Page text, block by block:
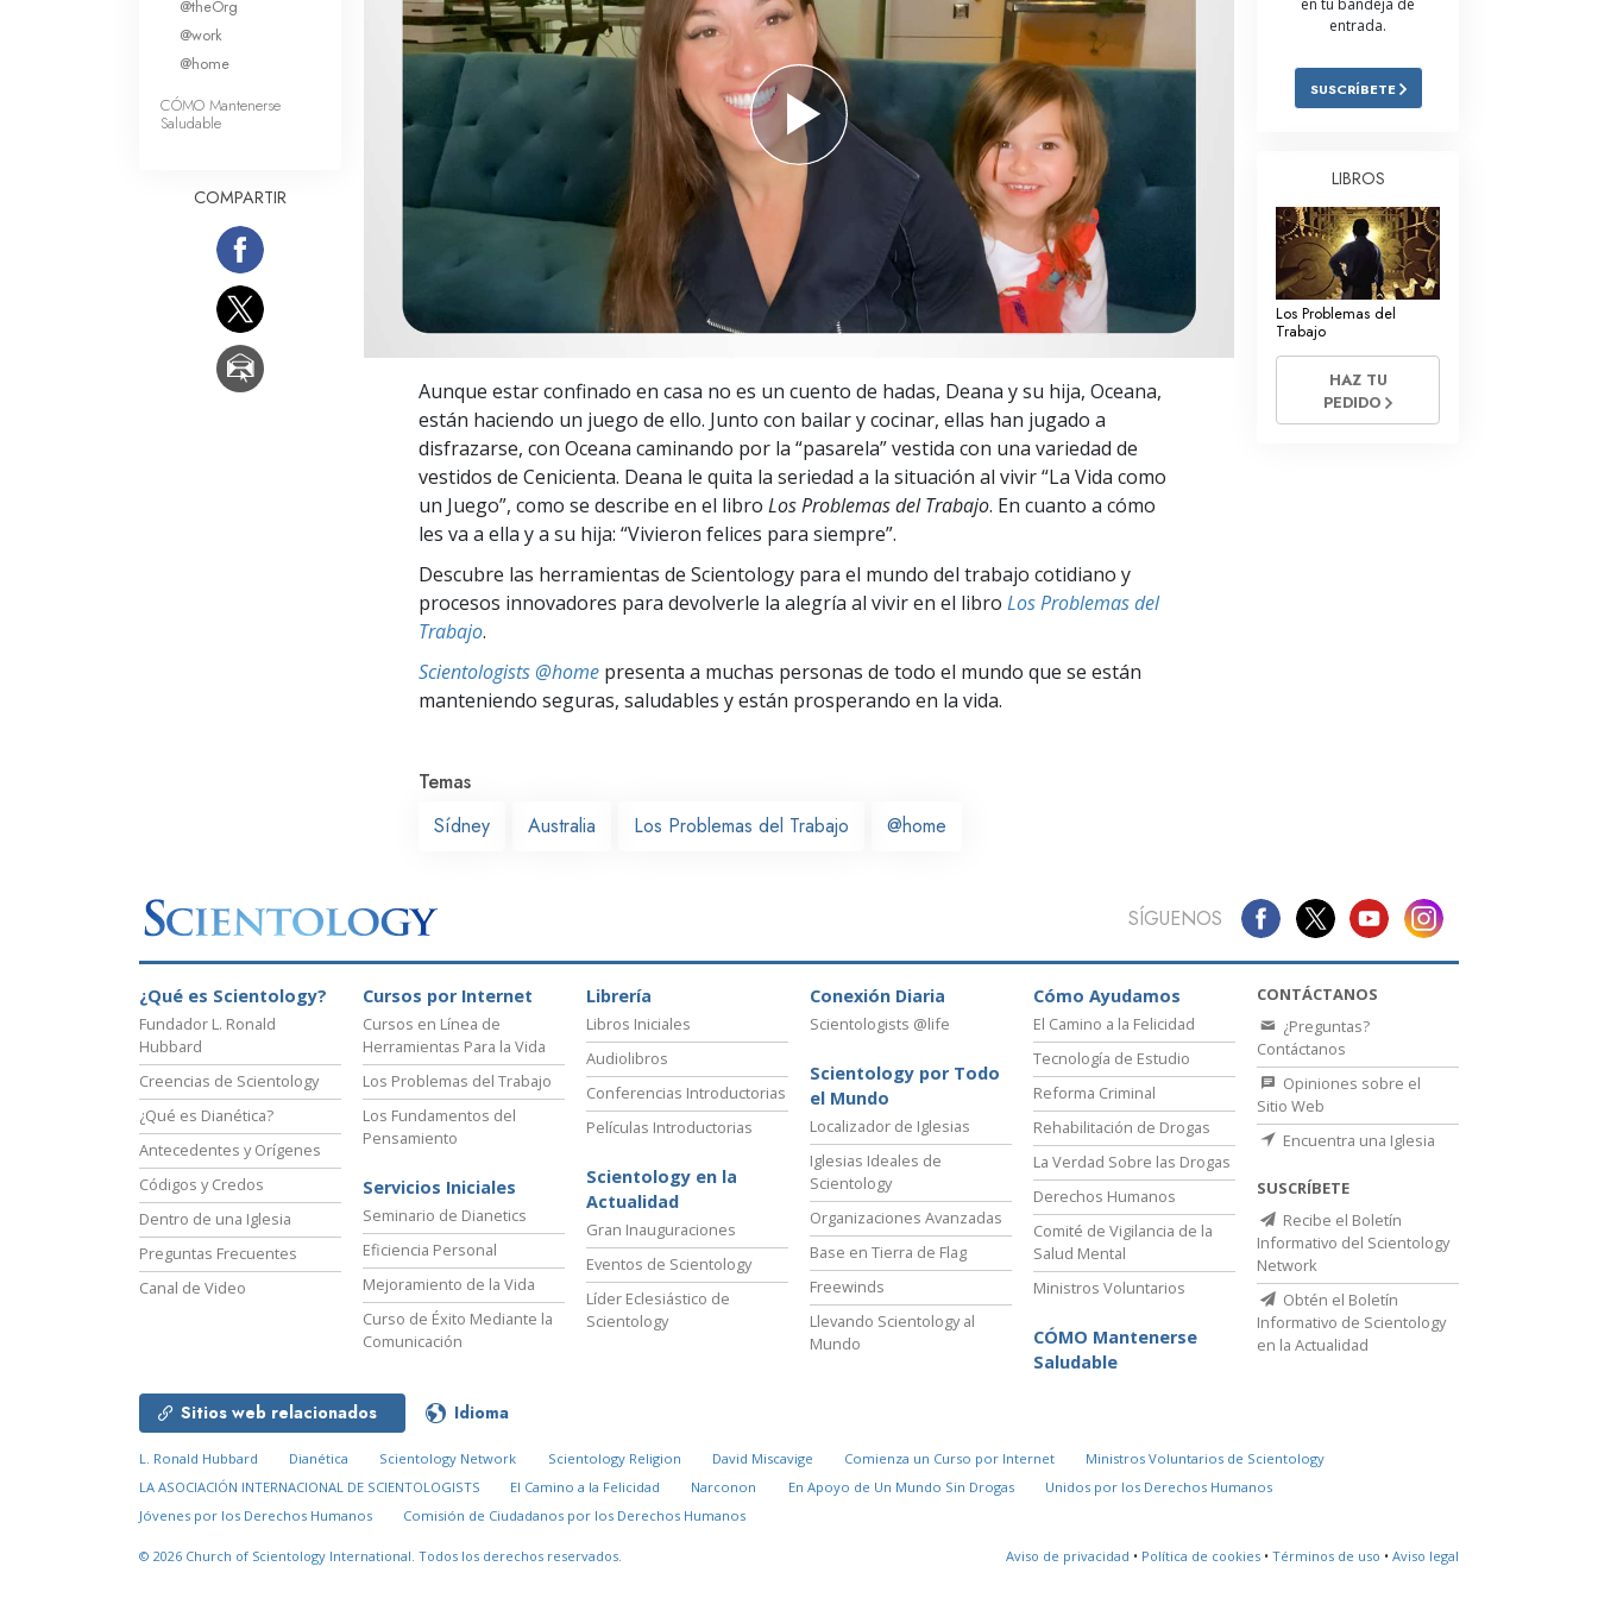
Amor y Odio: ¿Qué es Grandeza?
Respuestas a las Drogas
Los Niños
La Causa de la Supresión
Investigaciones
Los Fundamentos de la Organización
Los Fundamentos de las Relaciones
Aunque estar confinado en casa no es un cuento de hadas, Deana y su hija, Oceana,
están haciendo un juego de ello. Junto con bailar y cocinar, ellas han jugado a
disfrazarse, con Oceana caminando por la “pasarela” vestida con una variedad de
vestidos de Cenicienta. Deana le quita la seriedad a la situación al vivir “La Vida como
un Juego”, como se describe en el libro Los Problemas del Trabajo. En cuanto a cómo
les va a ella y a su hija: “Vivieron felices para siempre”.
Descubre las herramientas de Scientology para el mundo del trabajo cotidiano y
procesos innovadores para devolverle la alegría al vivir en el libro Los Problemas del
Trabajo.
Scientologists @home presenta a muchas personas de todo el mundo que se están
manteniendo seguras, saludables y están prosperando en la vida.
Temas
Sídney
Australia Los Problemas del Trabajo @home
@theOrg
@work
@home
CÓMO Mantenerse
Saludable
COMPARTIR
en tu bandeja de
entrada.
SUSCRÍBETE
LIBROS
Los Problemas del
Trabajo
HAZ TU
PEDIDO
SÍGUENOS
¿Qué es Scientology?
Fundador L. Ronald
Hubbard
Creencias de Scientology
¿Qué es Dianética?
Antecedentes y Orígenes
Códigos y Credos
Dentro de una Iglesia
Preguntas Frecuentes
Canal de Video
Cursos por Internet
Cursos en Línea de
Herramientas Para la Vida
Los Problemas del Trabajo
Los Fundamentos del
Pensamiento
Servicios Iniciales
Seminario de Dianetics
Eficiencia Personal
Mejoramiento de la Vida
Curso de Éxito Mediante la
Comunicación
Librería
Libros Iniciales
Audiolibros
Conferencias Introductorias
Películas Introductorias
Scientology en la
Actualidad
Gran Inauguraciones
Eventos de Scientology
Líder Eclesiástico de
Scientology
Conexión Diaria
Scientologists @life
Scientology por Todo
el Mundo
Localizador de Iglesias
Iglesias Ideales de
Scientology
Organizaciones Avanzadas
Base en Tierra de Flag
Freewinds
Llevando Scientology al
Mundo
Cómo Ayudamos
El Camino a la Felicidad
Tecnología de Estudio
Reforma Criminal
Rehabilitación de Drogas
La Verdad Sobre las Drogas
Derechos Humanos
Comité de Vigilancia de la
Salud Mental
Ministros Voluntarios
CÓMO Mantenerse
Saludable
CONTÁCTANOS
¿Preguntas?
Contáctanos
Opiniones sobre el
Sitio Web
Encuentra una Iglesia
SUSCRÍBETE
Recibe el Boletín
Informativo del Scientology
Network
Obtén el Boletín
Informativo de Scientology
en la Actualidad
Sitios web relacionados Idioma
L. Ronald Hubbard Dianética Scientology Network Scientology Religion David Miscavige Comienza un Curso por Internet
Ministros Voluntarios de Scientology
LA ASOCIACIÓN INTERNACIONAL DE SCIENTOLOGISTS
El Camino a la Felicidad Narconon En Apoyo de Un Mundo Sin Drogas
Unidos por los Derechos Humanos
Jóvenes por los Derechos Humanos
Comisión de Ciudadanos por los Derechos Humanos
© 2026 Church of Scientology International. Todos los derechos reservados. Aviso de privacidad • Política de cookies • Términos de uso • Aviso legal